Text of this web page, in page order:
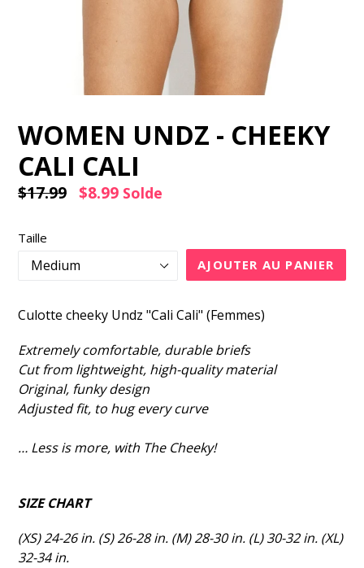
WOMEN UNDZ - CHEEKY
CALI CALI
Prix
$17.99 $8.99 Solde
Taille
AJOUTER AU PANIER
Culotte cheeky Undz "Cali Cali" (Femmes)
Extremely comfortable, durable briefs
Cut from lightweight, high-quality material
Original, funky design
Adjusted fit, to hug every curve
… Less is more, with The Cheeky!
SIZE CHART
(XS) 24-26 in. (S) 26-28 in. (M) 28-30 in. (L) 30-32 in. (XL)
32-34 in.